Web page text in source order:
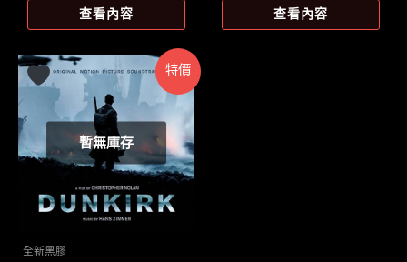
價
格：
價
格：
查看內容 查看內容
特價
暫無庫存
全新黑膠